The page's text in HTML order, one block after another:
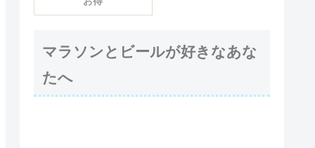
マラソンとビールが好きなあな
たへ